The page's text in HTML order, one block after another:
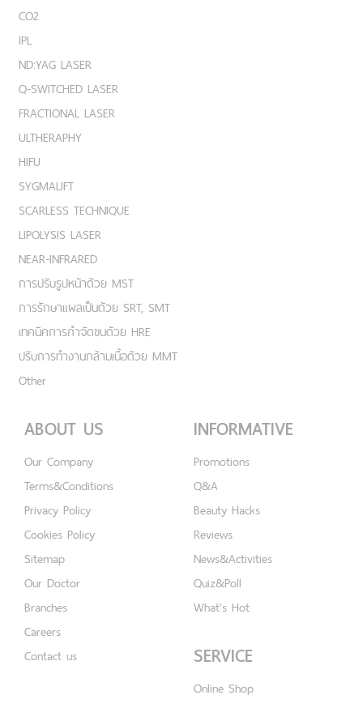
CO2
IPL
ND:YAG LASER
Q-SWITCHED LASER
FRACTIONAL LASER
ULTHERAPHY
HIFU
SYGMALIFT
SCARLESS TECHNIQUE
LIPOLYSIS LASER
NEAR-INFRARED
การปรับรูปหน้าด้วย MST
การรักษาแผลเป็นด้วย SRT, SMT
เทคนิคการกำจัดขนด้วย HRE
ปรับการทำงานกล้ามเนื้อด้วย MMT
Other
ABOUT US
Our Company
Terms&Conditions
Privacy Policy
Cookies Policy
Sitemap
Our Doctor
Branches
Careers
Contact us
INFORMATIVE
Promotions
Q&A
Beauty Hacks
Reviews
News&Activities
Quiz&Poll
What's Hot
SERVICE
Online Shop